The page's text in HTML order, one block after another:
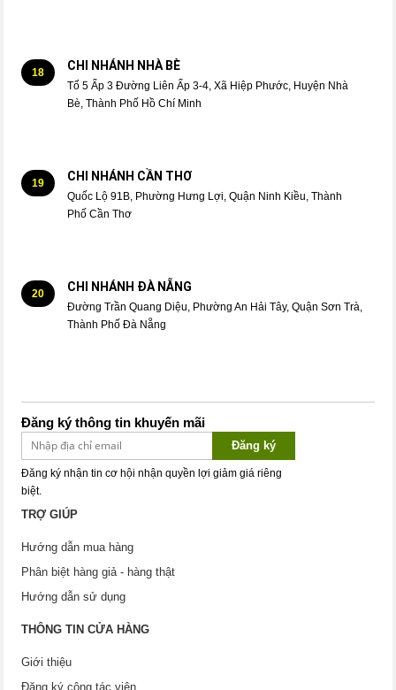
18 CHI NHÁNH NHÀ BÈ
Tổ 5 Ấp 3 Đường Liên Ấp 3-4, Xã Hiệp Phước, Huyện Nhà
Bè, Thành Phố Hồ Chí Minh
19 CHI NHÁNH CẦN THƠ
Quốc Lộ 91B, Phường Hưng Lợi, Quận Ninh Kiều, Thành
Phố Cần Thơ
20 CHI NHÁNH ĐÀ NẴNG
Đường Trần Quang Diệu, Phường An Hải Tây, Quận Sơn Trà,
Thành Phố Đà Nẵng
Đăng ký thông tin khuyến mãi
Đăng ký
Đăng ký nhận tin cơ hội nhận quyền lợi giảm giá riêng
biệt.
TRỢ GIÚP
Hướng dẫn mua hàng
Phân biệt hàng giả - hàng thật
Hướng dẫn sử dụng
THÔNG TIN CỬA HÀNG
Giới thiệu
Đăng ký cộng tác viên